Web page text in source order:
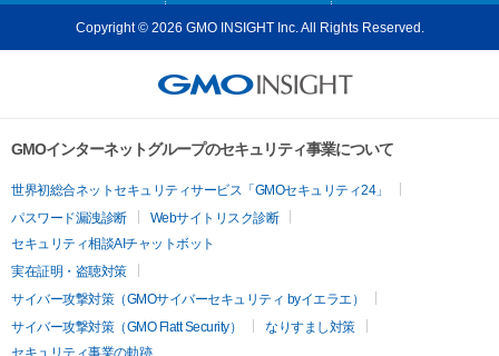
Copyright © 2026 GMO INSIGHT Inc. All Rights Reserved.
GMOインターネットグループのセキュリティ事業について
世界初総合ネットセキュリティサービス「GMOセキュリティ24」
パスワード漏洩診断
Webサイトリスク診断
セキュリティ相談AIチャットボット
実在証明・盗聴対策
サイバー攻撃対策（GMOサイバーセキュリティ byイエラエ）
サイバー攻撃対策（GMO Flatt Security）
なりすまし対策
セキュリティ事業の軌跡